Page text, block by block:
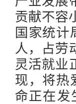
贡献不容
国家统计
人，占劳
灵活就业
现，将热
命正在发